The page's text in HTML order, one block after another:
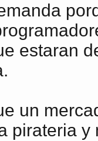
estaran
un
pirateria